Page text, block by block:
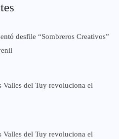
desfile “Sombreros Creativos”
Valles del Tuy revoluciona el
Valles del Tuy revoluciona el